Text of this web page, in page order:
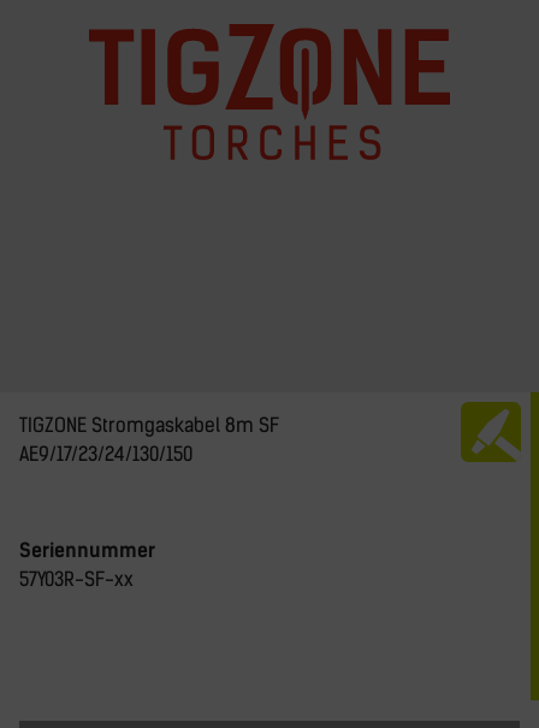
TIGZONE Stromgaskabel 8m SF
AE9/17/23/24/130/150
Seriennummer
57Y03R-SF-xx